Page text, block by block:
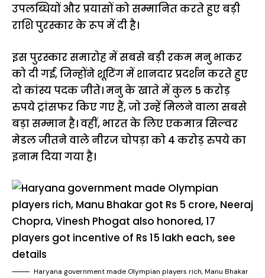
उपलब्धियों और प्रयासों को सम्मानित करते हुए बड़ी
राशि पुरस्कार के रूप में दी है।
इस पुरस्कार समारोह में सबसे बड़ी रकम मनु भाकर
को दी गई, जिन्होंने शूटिंग में शानदार प्रदर्शन करते हुए
दो कांस्य पदक जीते। मनु के खाते में कुल 5 करोड़
रुपये ट्रांसफर किए गए हैं, जो उन्हें मिलने वाला सबसे
बड़ा सम्मान है। वहीं, भारत के लिए एकमात्र सिल्वर
मेडल जीतने वाले नीरज चोपड़ा को 4 करोड़ रुपये का
इनाम दिया गया है।
Haryana government made Olympian players rich, Manu Bhakar